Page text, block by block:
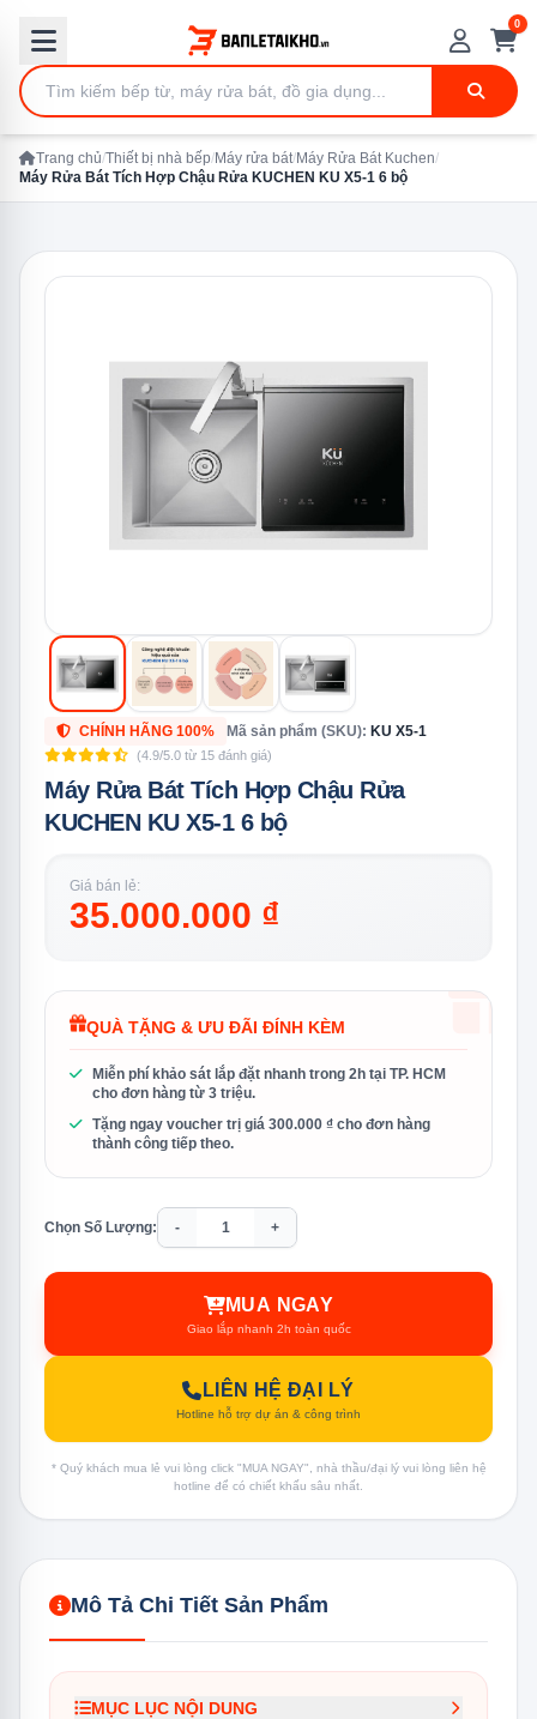
0
Trang chủ/Thiết bị nhà bếp/Máy rửa bát/Máy Rửa Bát Kuchen/
Máy Rửa Bát Tích Hợp Chậu Rửa KUCHEN KU X5-1 6 bộ
CHÍNH HÃNG 100% Mã sản phẩm (SKU): KU X5-1
(4.9/5.0 từ 15 đánh giá)
Máy Rửa Bát Tích Hợp Chậu Rửa
KUCHEN KU X5-1 6 bộ
Giá bán lẻ:
35.000.000 ₫
QUÀ TẶNG & ƯU ĐÃI ĐÍNH KÈM
Miễn phí khảo sát lắp đặt nhanh trong 2h tại TP. HCM
cho đơn hàng từ 3 triệu.
Tặng ngay voucher trị giá 300.000 ₫ cho đơn hàng
thành công tiếp theo.
Chọn Số Lượng: - +
MUA NGAY
Giao lắp nhanh 2h toàn quốc
LIÊN HỆ ĐẠI LÝ
Hotline hỗ trợ dự án & công trình
* Quý khách mua lẻ vui lòng click "MUA NGAY", nhà thầu/đại lý vui lòng liên hệ
hotline để có chiết khấu sâu nhất.
Mô Tả Chi Tiết Sản Phẩm
MỤC LỤC NỘI DUNG